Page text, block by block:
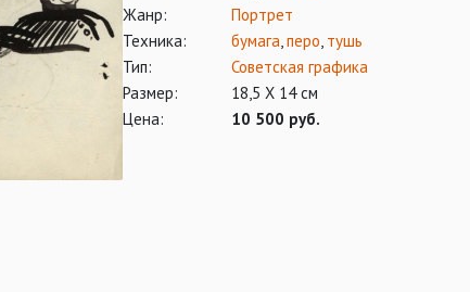
Жанр:
Портрет
Техника:
бумага,перо, тушь
Тип:
Советская графика
Размер:
18,5 Х 14 см
Цена:
10 500 руб.